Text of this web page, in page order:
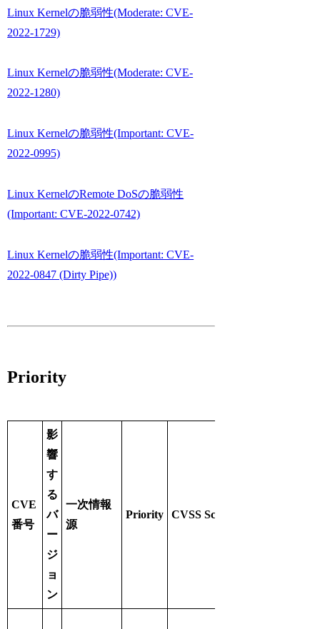
Linux Kernelの脆弱性(Moderate: CVE-
2022-1729)
Linux Kernelの脆弱性(Moderate: CVE-
2022-1280)
Linux Kernelの脆弱性(Important: CVE-
2022-0995)
Linux KernelのRemote DoSの脆弱性
(Important: CVE-2022-0742)
Linux Kernelの脆弱性(Important: CVE-
2022-0847 (Dirty Pipe))
Priority
CVE
番号
影
響
す
る
バ
ー
ジ
ョ
ン
一次情報
源
Priority CVSS Score / CVSS Vector